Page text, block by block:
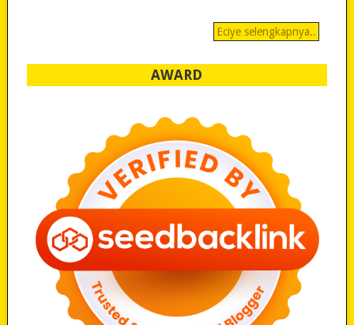
Eciye selengkapnya..
AWARD